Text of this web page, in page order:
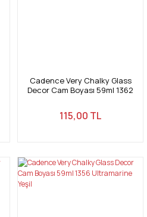
Cadence Very Chalky Glass
Decor Cam Boyası 59ml 1362
115,00 TL